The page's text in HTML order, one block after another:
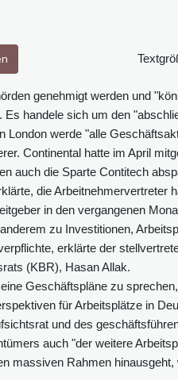
genehmigt werden und
Es handele sich um den
London werde "alle
Continental hatte im April
auch die Sparte Contitech
die Arbeitnehmervertreter
in den vergangenen
zu Investitionen,
erklärte der
(KBR), Hasan Allak.
Geschäftspläne zu
für Arbeitsplätze in
und des
auch "der weitere
massiven Rahmen